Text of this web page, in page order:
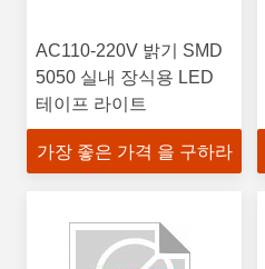
AC110-220V 밝기 SMD
5050 실내 장식용 LED
테이프 라이트
가장 좋은 가격 을 구하라